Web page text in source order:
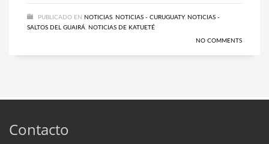
PUBLICADO EN NOTICIAS, NOTICIAS - CURUGUATY, NOTICIAS -
SALTOS DEL GUAIRÁ, NOTICIAS DE KATUETÉ
NO COMMENTS
Contacto